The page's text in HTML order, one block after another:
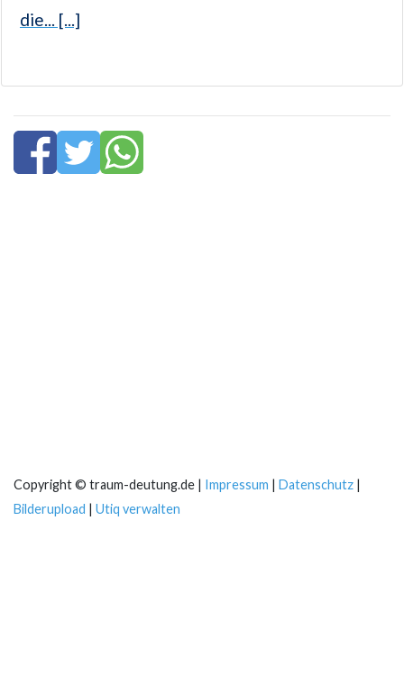
die... [...]
Copyright © traum-deutung.de | Impressum | Datenschutz |
Bilderupload | Utiq verwalten